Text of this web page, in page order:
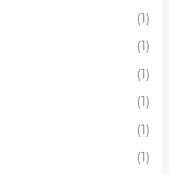
(1)
(1)
(1)
(1)
(1)
(1)